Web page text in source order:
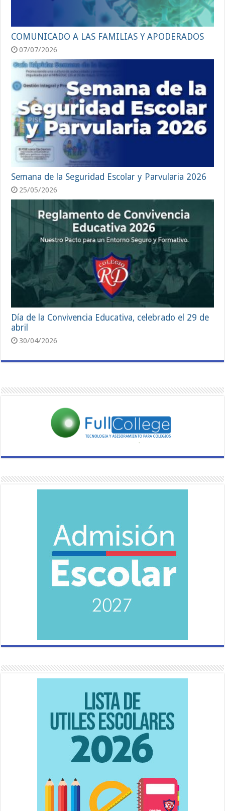
COMUNICADO A LAS FAMILIAS Y APODERADOS
07/07/2026
Semana de la Seguridad Escolar y Parvularia 2026
25/05/2026
Día de la Convivencia Educativa, celebrado el 29 de
abril
30/04/2026